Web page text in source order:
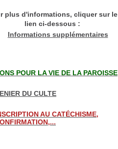
plus d'informations, cliquer sur le
lien ci-dessous :
Informations supplémentaires
POUR LA VIE DE LA PAROISSE
DU CULTE
AU CATÉCHISME,